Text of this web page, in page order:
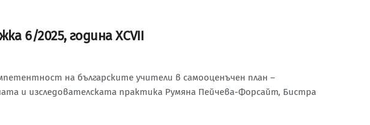
2025 Г.6/2025, година XCVII
на българските учители в самооценъчен план –
и изследователската практика Румяна Пейчева-Форсайт, Бистра